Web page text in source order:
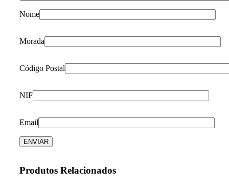
Nome
Morada
Código Postal
NIF
Email
Produtos Relacionados